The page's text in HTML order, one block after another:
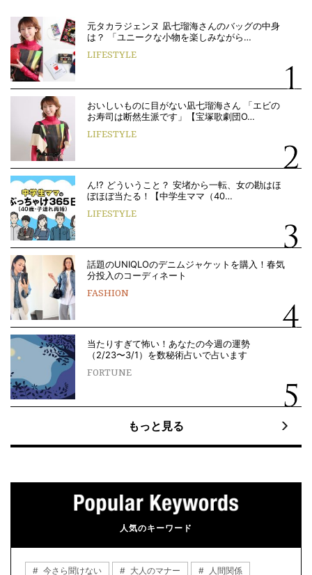
元タカラジェンヌ 凪七瑠海さんのバッグの中身
は？ 「ユニークな小物を楽しみながら…
LIFESTYLE
おいしいものに目がない凪七瑠海さん 「エビの
お寿司は断然生派です」【宝塚歌劇団O…
LIFESTYLE
ん!? どういうこと？ 安堵から一転、女の勘はほ
ぼほぼ当たる！【中学生ママ（40…
LIFESTYLE
話題のUNIQLOのデニムジャケットを購入！春気
分投入のコーディネート
FASHION
当たりすぎて怖い！あなたの今週の運勢
（2/23〜3/1）を数秘術占いで占います
FORTUNE
もっと見る
人気のキーワード
今さら聞けない 大人のマナー 人間関係